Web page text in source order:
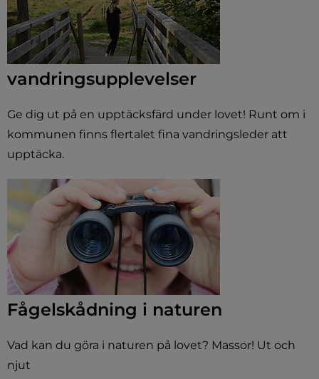
vandringsupplevelser
Ge dig ut på en upptäcksfärd under lovet! Runt om i
kommunen finns flertalet fina vandringsleder att
upptäcka.
Fågelskådning i naturen
Vad kan du göra i naturen på lovet? Massor! Ut och
njut